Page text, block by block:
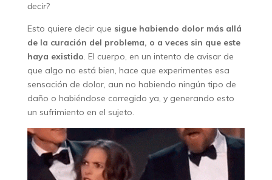
decir?
Esto quiere decir que sigue habiendo dolor más allá
de la curación del problema, o a veces sin que este
haya existido. El cuerpo, en un intento de avisar de
que algo no está bien, hace que experimentes esa
sensación de dolor, aun no habiendo ningún tipo de
daño o habiéndose corregido ya, y generando esto
un sufrimiento en el sujeto.